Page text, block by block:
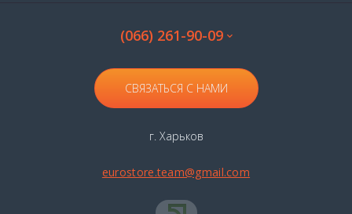
(066) 261-90-09
СВЯЗАТЬСЯ С НАМИ
г. Харьков
eurostore.team@gmail.com